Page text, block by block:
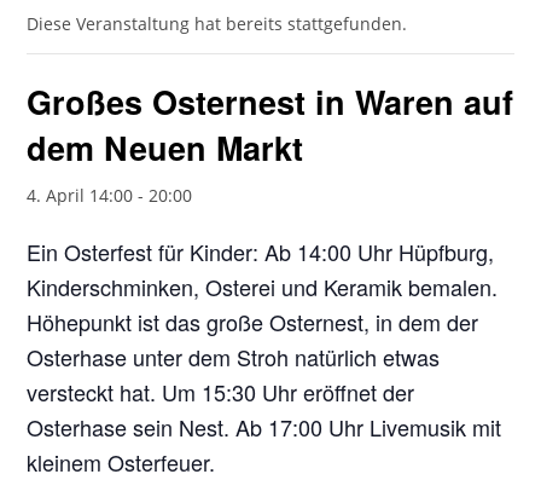
Diese Veranstaltung hat bereits stattgefunden.
Großes Osternest in Waren auf
dem Neuen Markt
4. April 14:00 - 20:00
Ein Osterfest für Kinder: Ab 14:00 Uhr Hüpfburg,
Kinderschminken, Osterei und Keramik bemalen.
Höhepunkt ist das große Osternest, in dem der
Osterhase unter dem Stroh natürlich etwas
versteckt hat. Um 15:30 Uhr eröffnet der
Osterhase sein Nest. Ab 17:00 Uhr Livemusik mit
kleinem Osterfeuer.